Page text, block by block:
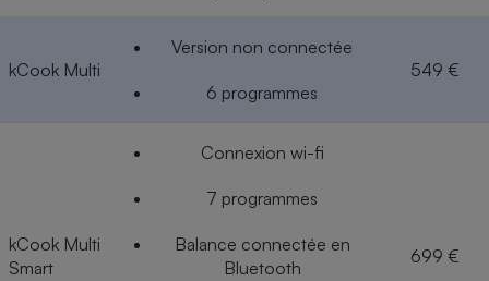
kCook Multi
Version non connectée
6 programmes
549 €
kCook Multi
Smart
Connexion wi-fi
7 programmes
Balance connectée en
Bluetooth
699 €